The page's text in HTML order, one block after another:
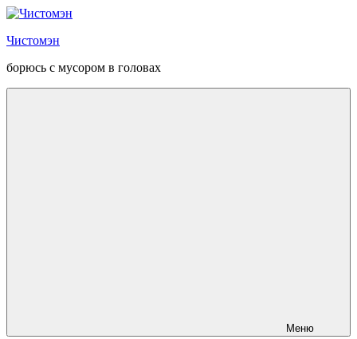
Перейти
содержанию
Чистомэн
борюсь с мусором в головах
Меню